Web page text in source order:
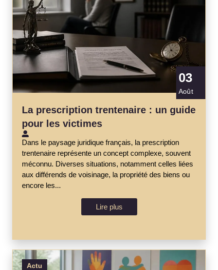
03
Août
La prescription trentenaire : un guide
pour les victimes
Dans le paysage juridique français, la prescription
trentenaire représente un concept complexe, souvent
méconnu. Diverses situations, notamment celles liées
aux différends de voisinage, la propriété des biens ou
encore les...
Lire plus
Actu